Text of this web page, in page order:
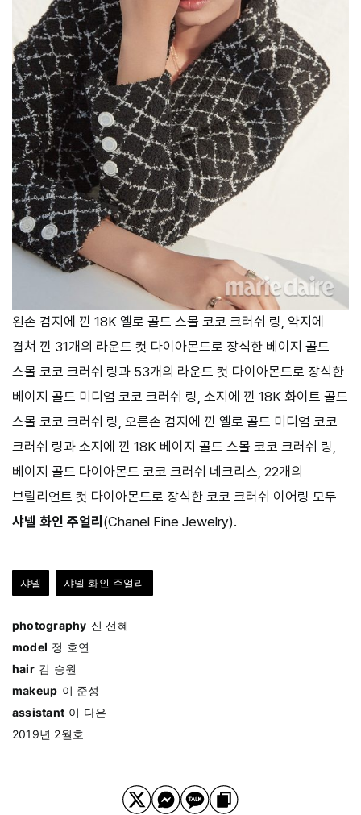
왼손 검지에 낀 18K 옐로 골드 스몰 코코 크러쉬 링, 약지에
겹쳐 낀 31개의 라운드 컷 다이아몬드로 장식한 베이지 골드
스몰 코코 크러쉬 링과 53개의 라운드 컷 다이아몬드로 장식한
베이지 골드 미디엄 코코 크러쉬 링, 소지에 낀 18K 화이트 골드
스몰 코코 크러쉬 링, 오른손 검지에 낀 옐로 골드 미디엄 코코
크러쉬 링과 소지에 낀 18K 베이지 골드 스몰 코코 크러쉬 링,
베이지 골드 다이아몬드 코코 크러쉬 네크리스, 22개의
브릴리언트 컷 다이아몬드로 장식한 코코 크러쉬 이어링 모두
샤넬 화인 주얼리 (Chanel Fine Jewelry).
샤넬 샤넬 화인 주얼리
photography 신 선혜
model 정 호연
hair 김 승원
makeup 이 준성
assistant 이 다은
2019년 2월호